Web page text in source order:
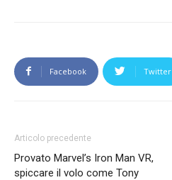
Facebook Twitter
Articolo precedente
Provato Marvel’s Iron Man VR,
spiccare il volo come Tony